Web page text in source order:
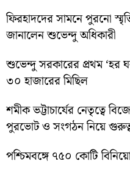
ফিরহাদদের সামনে পুরনো
জানালেন শুভেন্দু অধিকারী
শুভেন্দু সরকারের প্রথম ‘হর
৩০ হাজারের মিছিল
শমীক ভট্টাচার্যের নেতৃত্বে
পুরভোট ও সংগঠন নিয়ে
পশ্চিমবঙ্গে ৭৫০ কোটি